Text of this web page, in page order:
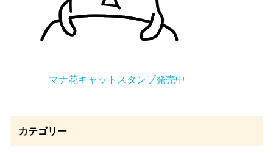
マナ花キャットスタンプ発売中
カテゴリー